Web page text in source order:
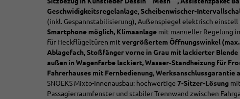
Geschwidigkeitsregelanlage, Scheibenwischer-
(inkl. Gespannstabilisierung), Außenspiegel elektrisch einstell
Smartphone möglich, Klimaanlage mit manueller Regelung
für Heckflügeltüren mit vergrößertem Öffnungswinkel
Ablagefach, Stoßfänger vorne in Grau mit lackierter Blende
außen in Wagenfarbe lackiert,Wasser-Standheizung für
Fahrerhauses mit Fernbedienung,Werksanschlussgarantie
SNOEKS Mixto-Innenausbau: hochwertige 7-Sitzer-Lösung
Passagierraumfenster und stabiler Trennwand zwischen